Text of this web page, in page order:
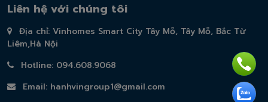
Liên hệ với chúng tôi
Địa chỉ: Vinhomes Smart City Tây Mỗ, Tây Mỗ, Bắc Từ
Liêm,Hà Nội
Hotline: 094.608.9068
Email: hanhvingroup1@gmail.com